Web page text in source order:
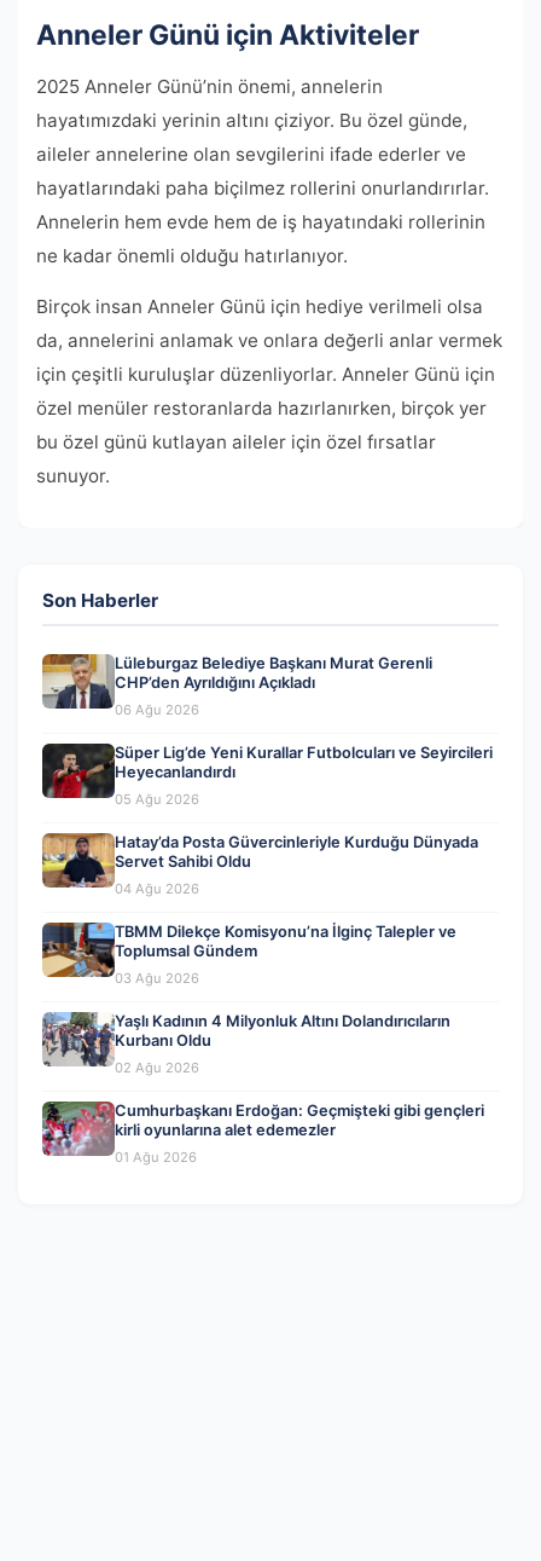
Anneler Günü için Aktiviteler
2025 Anneler Günü’nin önemi, annelerin
hayatımızdaki yerinin altını çiziyor. Bu özel günde,
aileler annelerine olan sevgilerini ifade ederler ve
hayatlarındaki paha biçilmez rollerini onurlandırırlar.
Annelerin hem evde hem de iş hayatındaki rollerinin
ne kadar önemli olduğu hatırlanıyor.
Birçok insan Anneler Günü için hediye verilmeli olsa
da, annelerini anlamak ve onlara değerli anlar vermek
için çeşitli kuruluşlar düzenliyorlar. Anneler Günü için
özel menüler restoranlarda hazırlanırken, birçok yer
bu özel günü kutlayan aileler için özel fırsatlar
sunuyor.
Son Haberler
Lüleburgaz Belediye Başkanı Murat Gerenli
CHP’den Ayrıldığını Açıkladı
06 Ağu 2026
Süper Lig’de Yeni Kurallar Futbolcuları ve Seyircileri
Heyecanlandırdı
05 Ağu 2026
Hatay’da Posta Güvercinleriyle Kurduğu Dünyada
Servet Sahibi Oldu
04 Ağu 2026
TBMM Dilekçe Komisyonu’na İlginç Talepler ve
Toplumsal Gündem
03 Ağu 2026
Yaşlı Kadının 4 Milyonluk Altını Dolandırıcıların
Kurbanı Oldu
02 Ağu 2026
Cumhurbaşkanı Erdoğan: Geçmişteki gibi gençleri
kirli oyunlarına alet edemezler
01 Ağu 2026